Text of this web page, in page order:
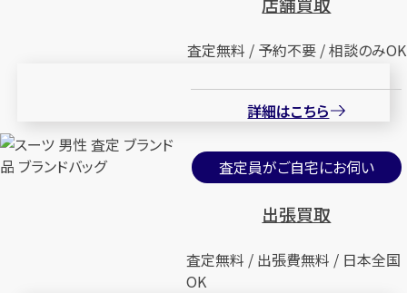
査定無料 / 予約不要 / 相談のみOK
詳細はこちら
査定員がご自宅にお伺い
出張買取
査定無料 / 出張費無料 / 日本全国
OK